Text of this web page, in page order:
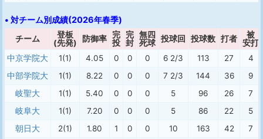
• 対チーム別成績(2026年春季)
チーム
登板
(先発)
防御率
完
投
完
封
無四
死球 投球回 投球数 打者
被
安打
中京学院大
1(1) 4.05 0 0 0 6 2/3 113 27
4
中部学院大
1(1) 8.22 0 0 0 7 2/3 144 36
9
岐聖大
1(1) 5.40 0 0 0 5 96 26
7
岐阜大
1(1) 7.20 0 0 0 5 86 22
5
朝日大
2(1) 1.80 1 0 0 10 163 42
7